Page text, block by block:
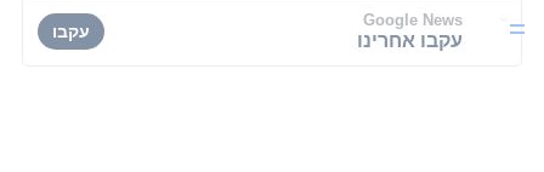
Google News
עקבו אחרינו עקבו